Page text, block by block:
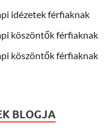
idézetek férfiaknak
köszöntők férfiaknak
köszöntők férfiaknak
BLOGJA